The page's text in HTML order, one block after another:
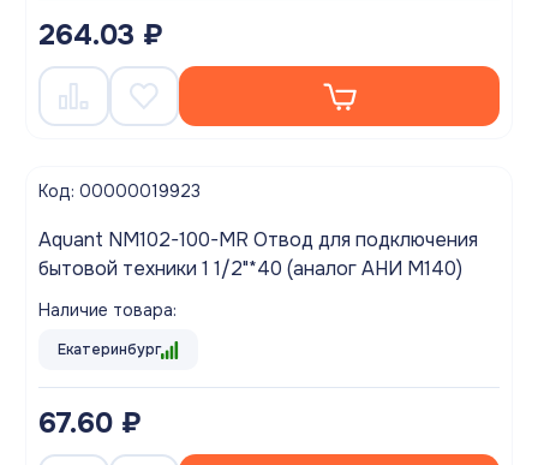
264.03 ₽
Код: 00000019923
Aquant NM102-100-MR Отвод для подключения
бытовой техники 1 1/2"*40 (аналог АНИ M140)
Наличие товара:
Екатеринбург
67.60 ₽